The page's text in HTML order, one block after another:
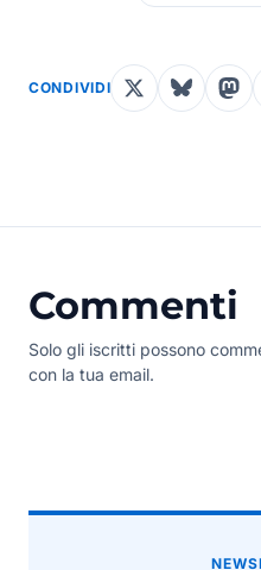
CONDIVIDI
Commenti
Solo gli iscritti possono
con la tua email.